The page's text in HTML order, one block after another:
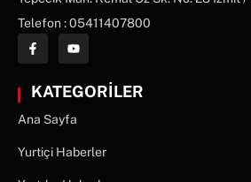
Telefon : 05411407800
KATEGORİLER
Ana Sayfa
Yurtiçi Haberler